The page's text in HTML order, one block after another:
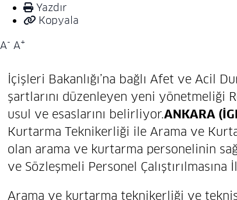
Yazdır
Kopyala
A- A+
İçişleri Bakanlığı’na bağlı Afet ve Acil
şartlarını düzenleyen yeni yönetmeliği
usul ve esaslarını belirliyor.ANKARA
Kurtarma Teknikerliği ile Arama ve
olan arama ve kurtarma personelinin
ve Sözleşmeli Personel Çalıştırılmasına
Arama ve kurtarma teknikerliği ve